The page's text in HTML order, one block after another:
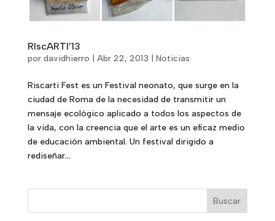
RIscARTI’13
por davidhierro Abr 22, 2013 Noticias
Riscarti Fest es un Festival neonato, que surge en la
ciudad de Roma de la necesidad de transmitir un
mensaje ecológico aplicado a todos los aspectos de
la vida, con la creencia que el arte es un eficaz medio
de educación ambiental. Un festival dirigido a
rediseñar...